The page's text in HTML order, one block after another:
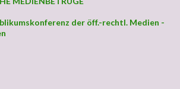
der öff.-rechtl. Medien -